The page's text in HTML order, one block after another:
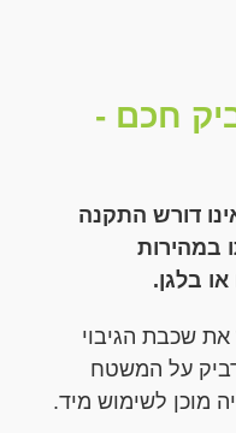
חכם -
דורש התקנה
במהירות
בלגן.
שכבת הגיבוי
על המשטח
מוכן לשימוש מיד.